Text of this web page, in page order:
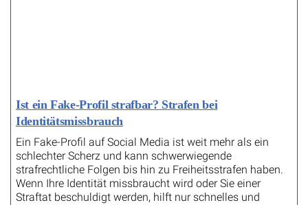
Ist ein Fake-Profil strafbar? Strafen bei
Identitätsmissbrauch
Ein Fake-Profil auf Social Media ist weit mehr als ein
schlechter Scherz und kann schwerwiegende
strafrechtliche Folgen bis hin zu Freiheitsstrafen haben.
Wenn Ihre Identität missbraucht wird oder Sie einer
Straftat beschuldigt werden, hilft nur schnelles und